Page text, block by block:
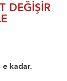
DEĞİŞİR
e kadar.